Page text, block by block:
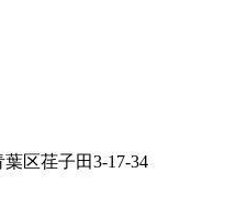
区荏子田3-17-34